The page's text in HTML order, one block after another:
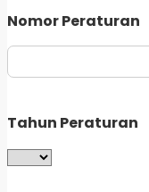
Nomor Peraturan
Tahun Peraturan